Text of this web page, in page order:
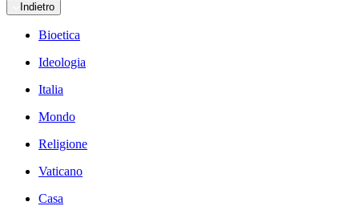
Indietro
Bioetica
Ideologia
Italia
Mondo
Religione
Vaticano
Casa